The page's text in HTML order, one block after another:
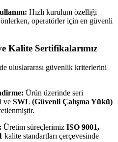
Hızlı kurulum özelliği
önlerken, operatörler için en güvenli
Kalite Sertifikalarımız
uluslararası güvenlik kriterlerini
Ürün üzerinde seri
ve SWL (Güvenli Çalışma Yükü)
Üretim süreçlerimiz ISO 9001,
kalite standartları çerçevesinde